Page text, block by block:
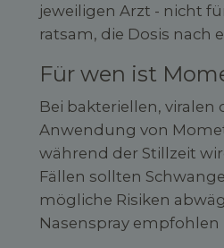
jeweiligen Arzt - nicht
ratsam, die Dosis nach
Für wen ist
Bei bakteriellen, viralen
Anwendung von
während der Stillzeit
Fällen sollten
mögliche Risiken
Nasenspray